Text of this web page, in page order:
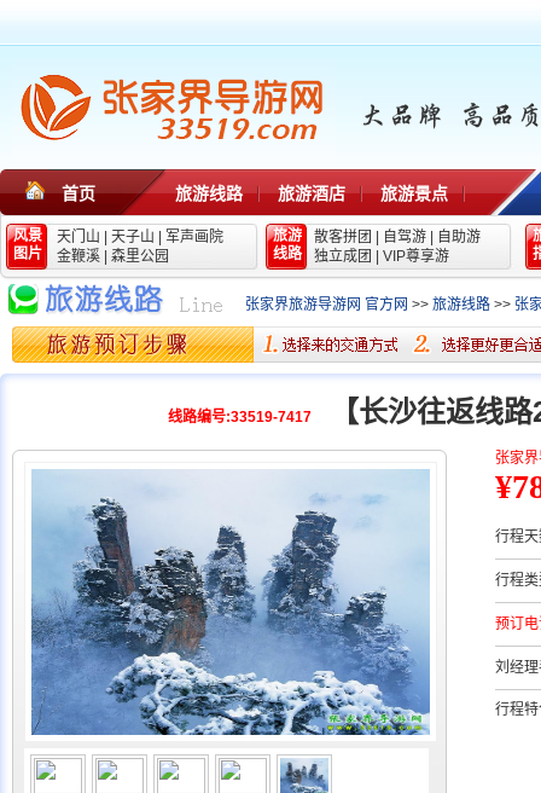
首页 旅游线路 旅游酒店 旅游景点
风景
图片
天门山 天子山
军声画院
金鞭溪
森里公园
旅游
线路
散客拼团 自驾游
自助游
独立成团
VIP尊享游
张家界旅游导游网 官方网 >> 旅游线路 >> 张
线路编号:33519-7417 【长沙往返线
张家
行程
行程
预订
刘经
行程